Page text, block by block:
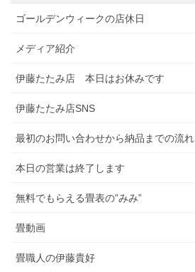
ゴールデンウィークの店休日
メディア紹介
伊藤たたみ店 本日はお休みです
伊藤たたみ店SNS
最初のお問い合わせから納品までの流れ
本日の営業は終了します
無料でもらえる畳表の”みみ”
畳動画
畳職人の伊藤貴好